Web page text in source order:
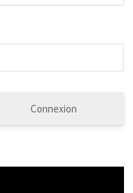
Connexion